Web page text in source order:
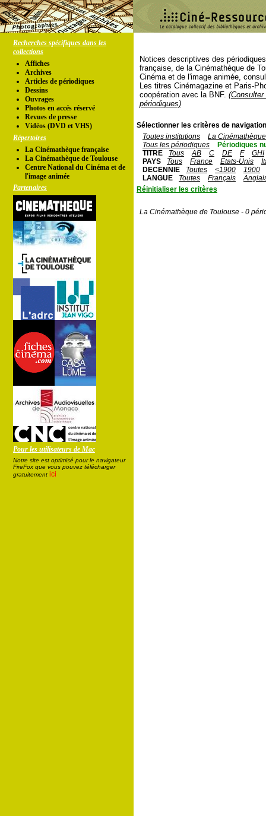
Recherches spécifiques dans les
collections
Affiches
Archives
Articles de périodiques
Dessins
Ouvrages
Photos en accés réservé
Revues de presse
Vidéos (DVD et VHS)
Répertoires
La Cinémathèque française
La Cinémathèque de Toulouse
Centre National du Cinéma et de
l'image animée
Partenaires
Pour les utilisateurs de Mac
Notre site est optimisé pour le navigateur
FireFox que vous pouvez télécharger
gratuitement ici
Notices descriptives des
française, de la Cinémathèque de
Cinéma et de l'image animée,
Les titres Cinémagazine et Paris-
coopération avec la BNF.
périodiques)
Sélectionner les critères de
Toutes institutions
La
Tous les périodiques
Périodiques
TITRE
Tous AB C DE F
GHI
PAYS
Tous France Etats-Unis
DECENNIE
Toutes <1900
1900
LANGUE
Toutes Français
Réinitialiser les critères
La Cinémathèque de Toulouse - 0